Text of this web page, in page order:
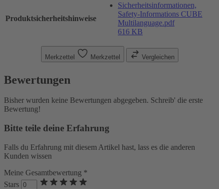
Produktsicherheitshinweise
Sicherheitsinformationen,
Safety-Informations CUBE
Multilanguage.pdf
616 KB
Merkzettel Merkzettel Vergleichen
Bewertungen
Bisher wurden keine Bewertungen abgegeben. Schreib' die erste
Bewertung!
Bitte teile deine Erfahrung
Falls du Erfahrung mit diesem Artikel hast, lass es die anderen
Kunden wissen
Meine Gesamtbewertung *
Stars